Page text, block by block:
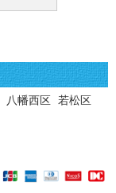
八幡西区 若松区